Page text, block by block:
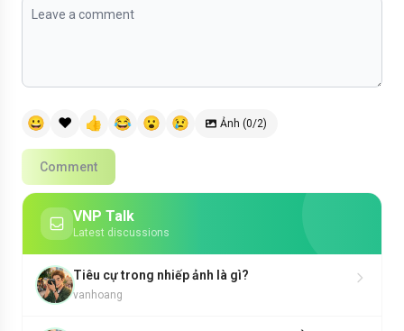
😀 ❤️ 👍 😂 😮 😢 Ảnh (0/2)
Comment
VNP Talk
Latest discussions
Tiêu cự trong nhiếp ảnh là gì?
vanhoang